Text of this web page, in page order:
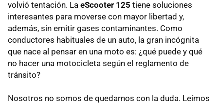
volvió tentación. La eScooter 125 tiene soluciones
interesantes para moverse con mayor libertad y,
además, sin emitir gases contaminantes. Como
conductores habituales de un auto, la gran incógnita
que nace al pensar en una moto es: ¿qué puede y qué
no hacer una motocicleta según el reglamento de
tránsito?
Nosotros no somos de quedarnos con la duda. Leímos